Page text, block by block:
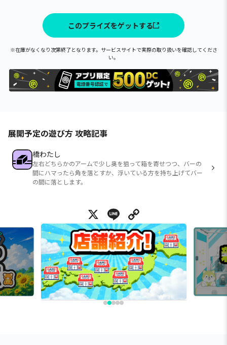
このプライズをゲットする
※在庫がなくなり次第終了となります。サービスサイトで実際の取り扱いを確認してくださ
い。
展開予定の遊び方 攻略記事
橋わたし
左右どちらかのアームで少し奥を狙って箱を寄せつつ、バーの
間にハマったら角を落とすか、浮いている方を持ち上げてバー
の間に落とします。
X Line